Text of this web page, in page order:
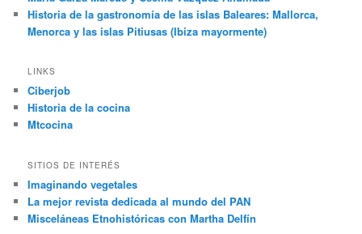
Historia de la gastronomía de las islas Baleares: Mallorca,
Menorca y las islas Pitiusas (Ibiza mayormente)
LINKS
Ciberjob
Historia de la cocina
Mtcocina
SITIOS DE INTERÉS
Imaginando vegetales
La mejor revista dedicada al mundo del PAN
Misceláneas Etnohistóricas con Martha Delfín